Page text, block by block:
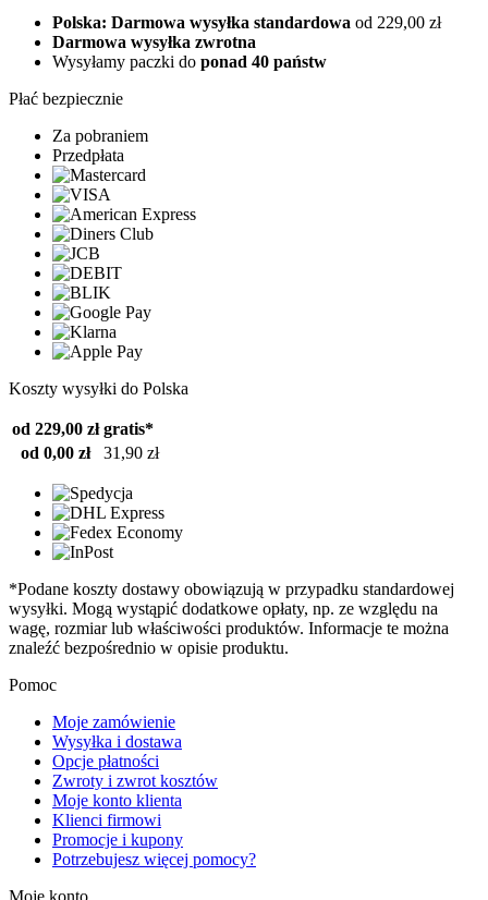
Polska: Darmowa wysyłka standardowa od 229,00 zł
Darmowa wysyłka zwrotna
Wysyłamy paczki do ponad 40 państw
Płać bezpiecznie
Za pobraniem
Przedpłata
Koszty wysyłki do Polska
od 229,00 zł gratis*
od 0,00 zł
31,90 zł
*Podane koszty dostawy obowiązują w przypadku standardowej
wysyłki. Mogą wystąpić dodatkowe opłaty, np. ze względu na
wagę, rozmiar lub właściwości produktów. Informacje te można
znaleźć bezpośrednio w opisie produktu.
Pomoc
Moje zamówienie
Wysyłka i dostawa
Opcje płatności
Zwroty i zwrot kosztów
Moje konto klienta
Klienci firmowi
Promocje i kupony
Potrzebujesz więcej pomocy?